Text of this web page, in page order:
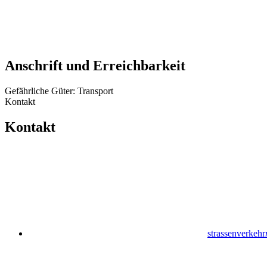
Anschrift und Erreichbarkeit
Gefährliche Güter: Transport
Kontakt
Kontakt
strassenverkehr